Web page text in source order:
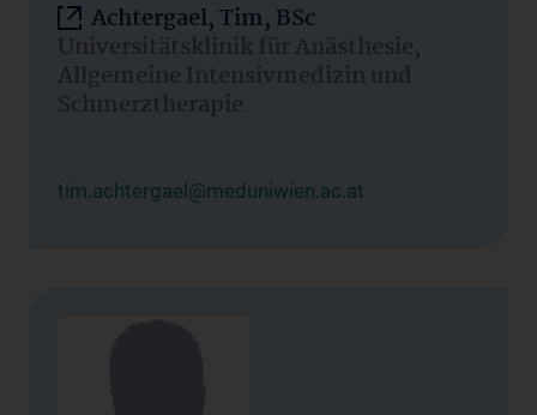
Achtergael, Tim, BSc
Universitätsklinik für Anästhesie,
Allgemeine Intensivmedizin und
Schmerztherapie
tim.achtergael@meduniwien.ac.at